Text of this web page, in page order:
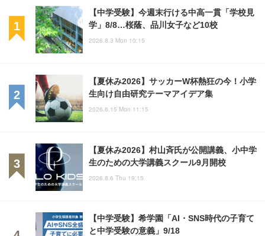
【中学受験】今週末行ける中高一貫「学校見
学」8/8…桜蔭、品川女子など10校
2026.8.3 Mon 10:15
【夏休み2026】サッカーW杯熱狂の今！小学
生向け自由研究テーマアイデア集
2026.6.15 Mon 11:15
【夏休み2026】村山斉氏が公開講義、小中学
生のための大学講義スクール9月開校
2026.8.6 Thu 19:15
【中学受験】希学園「AI・SNS時代の子育て
と中学受験の意義」9/18